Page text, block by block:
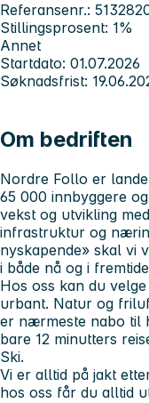
Referansenr.:
Stillingsprosent: 1%
Annet
Startdato: 01.07.2026
Søknadsfrist:
Om bedriften
Nordre Follo er
65 000 innbyggere
vekst og utvikling
infrastruktur og
nyskapende» skal vi
i både nå og i
Hos oss kan du
urbant. Natur og
er nærmeste nabo til
bare 12 minutters
Ski.
Vi er alltid på jakt
hos oss får du alltid